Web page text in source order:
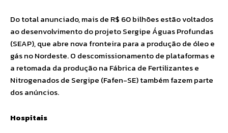
Do total anunciado, mais de R$ 60 bilhões estão voltados
ao desenvolvimento do projeto Sergipe Águas Profundas
(SEAP), que abre nova fronteira para a produção de óleo e
gás no Nordeste. O descomissionamento de plataformas e
a retomada da produção na Fábrica de Fertilizantes e
Nitrogenados de Sergipe (Fafen-SE) também fazem parte
dos anúncios.
Hospitais